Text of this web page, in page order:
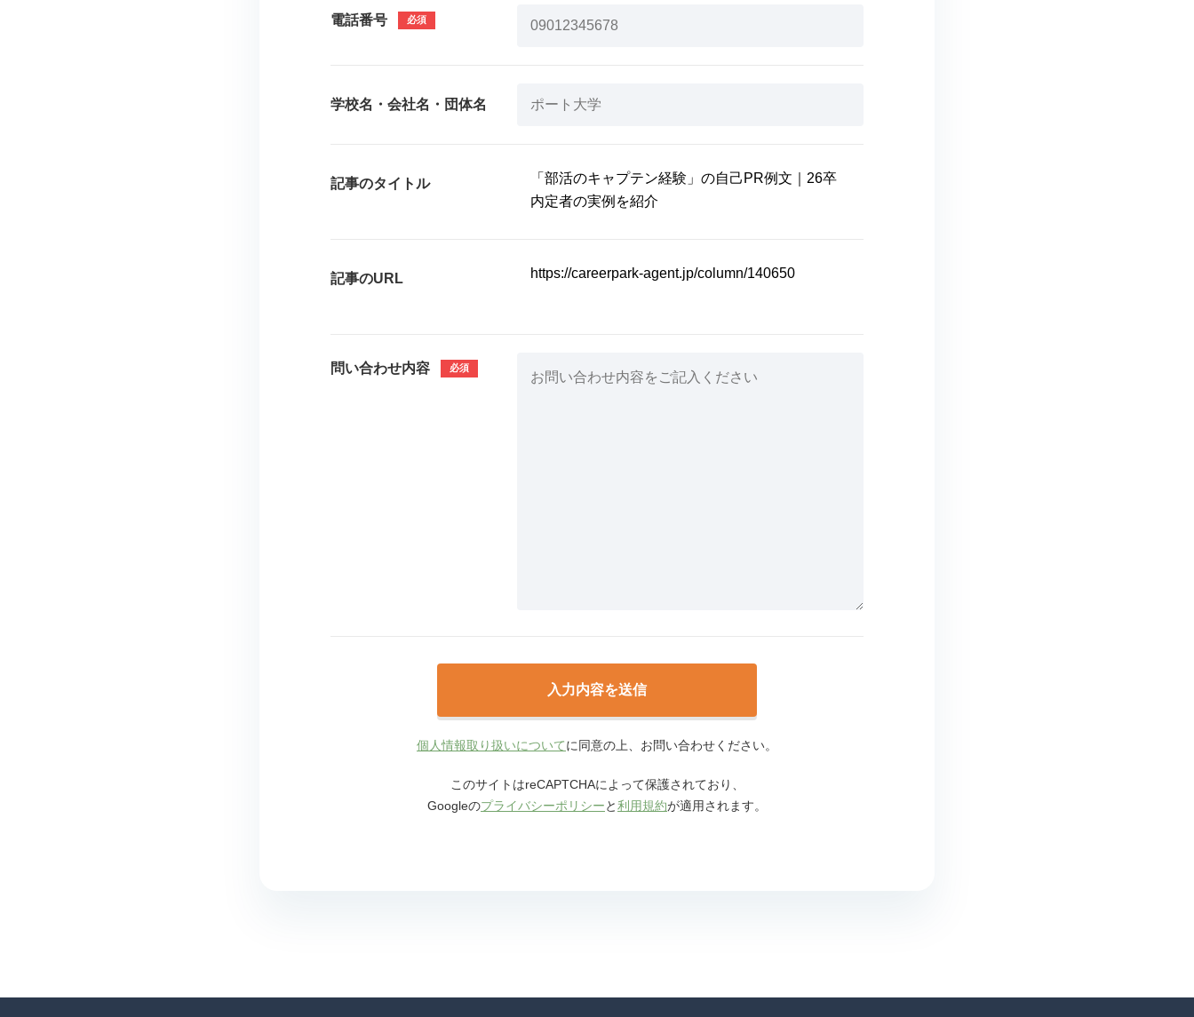
電話番号
学校名・会社名・団体名
記事のタイトル
記事のURL
問い合わせ内容
個人情報取り扱いについてに同意の上、お問い合わせください。
このサイトはreCAPTCHAによって保護されており、
Googleのプライバシーポリシーと利用規約が適用されます。